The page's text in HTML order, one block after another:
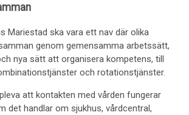
Mariestad ska vara ett nav där olika
genom gemensamma arbetssätt,
nya sätt att organisera kompetens, till
och rotationstjänster.
att kontakten med vården fungerar
det handlar om sjukhus, vårdcentral,